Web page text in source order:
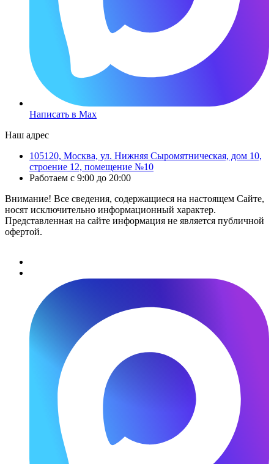
Написать в Max
Наш адрес
105120, Москва, ул. Нижняя Сыромятническая, дом 10,
строение 12, помещение №10
Работаем с 9:00 до 20:00
Внимание! Все сведения, содержащиеся на настоящем Сайте,
носят исключительно информационный характер.
Представленная на сайте информация не является публичной
офертой.